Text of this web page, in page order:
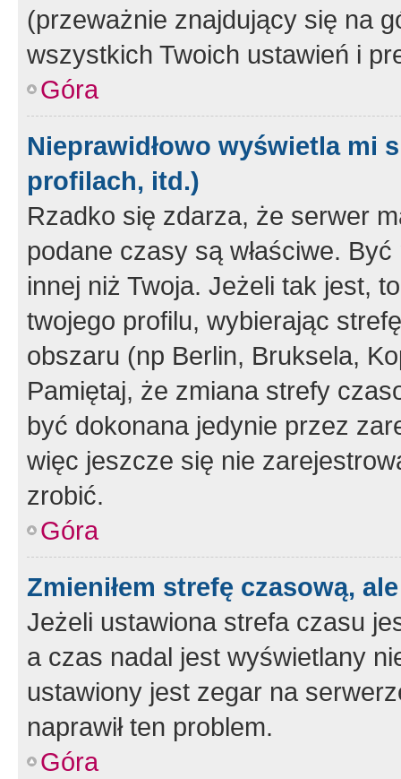
(przeważnie znajdujący się na
wszystkich Twoich ustawień i
Góra
Nieprawidłowo wyświetla mi
profilach, itd.)
Rzadko się zdarza, że serwer
podane czasy są właściwe.
innej niż Twoja. Jeżeli tak jest,
twojego profilu, wybierając
obszaru (np Berlin, Bruksela,
Pamiętaj, że zmiana strefy
być dokonana jedynie przez
więc jeszcze się nie
zrobić.
Góra
Zmieniłem strefę czasową,
Jeżeli ustawiona strefa czasu
a czas nadal jest wyświetlany
ustawiony jest zegar na
naprawił ten problem.
Góra